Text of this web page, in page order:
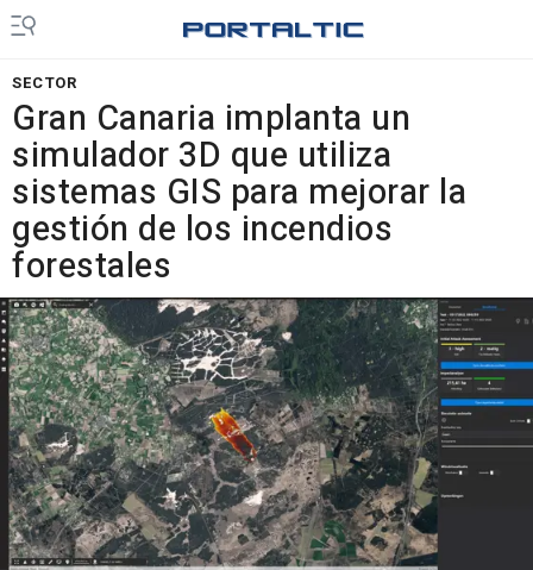
SECTOR
Gran Canaria implanta un
simulador 3D que utiliza
sistemas GIS para mejorar la
gestión de los incendios
forestales